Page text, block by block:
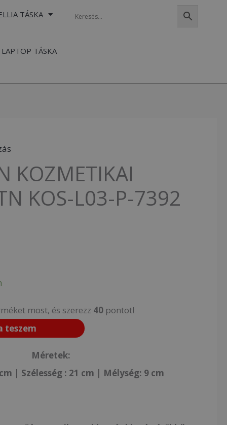
TÁSKA
LAPTOP TÁSKA
KOZMETIKAI
KOS-L03-P-7392
most, és szerezz 40 pontot!
teszem
Méretek:
| Szélesség : 21 cm | Mélység: 9 cm